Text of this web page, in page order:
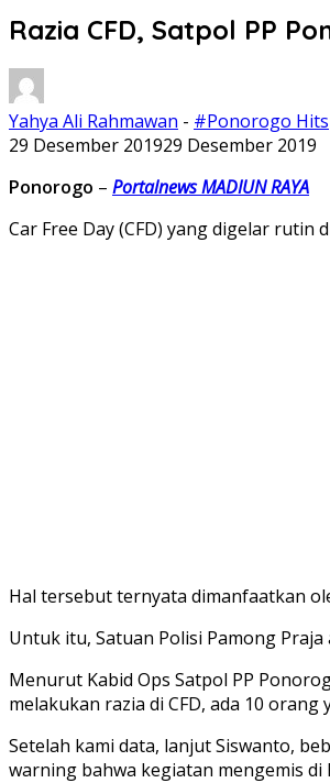
Razia CFD, Satpol PP
Yahya Ali Rahmawan - #Ponorogo Hits
29 Desember 201929 Desember 2019
Ponorogo – Portalnews MADIUN RAYA
Car Free Day (CFD) yang digelar
Hal tersebut ternyata dimanfaatkan
Untuk itu, Satuan Polisi Pamong
Menurut Kabid Ops Satpol PP
melakukan razia di CFD, ada 10
Setelah kami data, lanjut Siswanto,
warning bahwa kegiatan mengemis